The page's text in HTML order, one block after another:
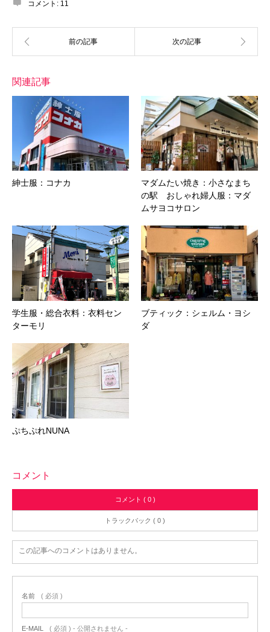
コメント: 11
関連記事
紳士服：コナカ
マダムたい焼き：小さなまち
の駅 おしゃれ婦人服：マダ
ムサヨコサロン
学生服・総合衣料：衣料セン
ターモリ
ブティック：シェルム・ヨシ
ダ
ぷちぷれNUNA
コメント
コメント ( 0 )
トラックバック ( 0 )
この記事へのコメントはありません。
名前 ( 必須 )
E-MAIL ( 必須 ) - 公開されません -